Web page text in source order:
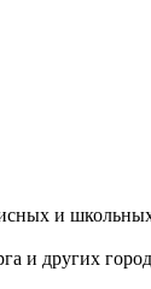
и
и других